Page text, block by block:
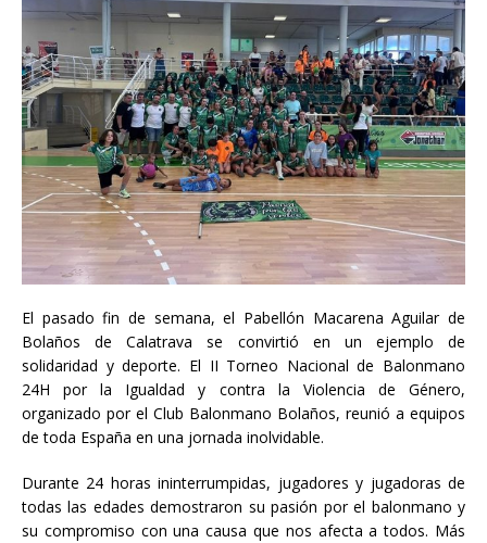
El pasado fin de semana, el Pabellón Macarena Aguilar de
Bolaños de Calatrava se convirtió en un ejemplo de
solidaridad y deporte. El II Torneo Nacional de Balonmano
24H por la Igualdad y contra la Violencia de Género,
organizado por el Club Balonmano Bolaños, reunió a equipos
de toda España en una jornada inolvidable.
Durante 24 horas ininterrumpidas, jugadores y jugadoras de
todas las edades demostraron su pasión por el balonmano y
su compromiso con una causa que nos afecta a todos. Más